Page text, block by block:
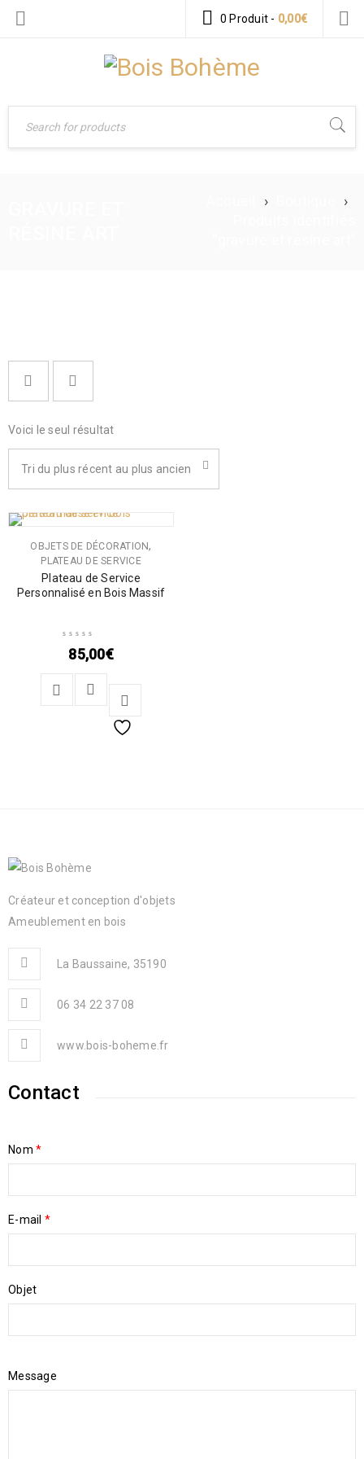
0 Produit - 0,00€
›
›
Voici le seul résultat
Tri du plus récent au plus ancien
OBJETS DE DÉCORATION,
PLATEAU DE SERVICE
Plateau de Service
Personnalisé en Bois Massif
85,00€
Créateur et conception d'objets
Ameublement en bois
La Baussaine, 35190
06 34 22 37 08
www.bois-boheme.fr
Contact
Nom *
E-mail *
Objet
Message